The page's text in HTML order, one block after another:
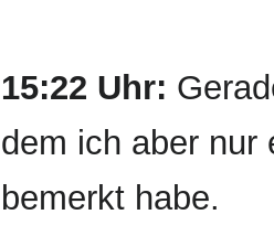
15:22 Uhr:
dem ich aber nur
bemerkt habe.